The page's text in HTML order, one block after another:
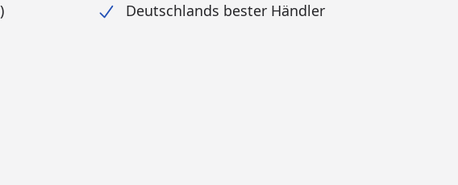
Deutschlands bester Händler